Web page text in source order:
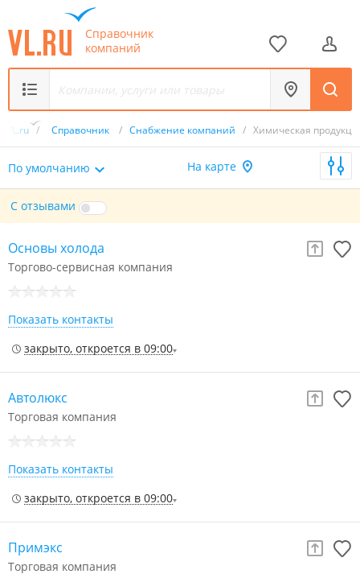
Справочник
компаний
VL.ru / Справочник / Снабжение компаний / Химическая
По умолчанию На карте
С отзывами
Основы холода
Торгово-сервисная компания
Показать контакты
закрыто, откроется в 09:00
Автолюкс
Торговая компания
Показать контакты
закрыто, откроется в 09:00
Примэкс
Торговая компания